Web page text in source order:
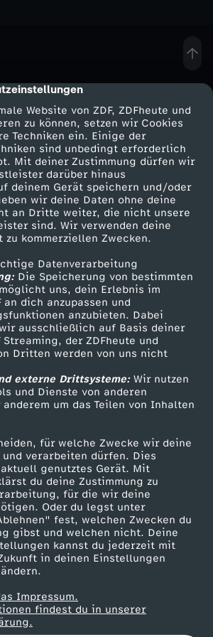
Website von ZDF, ZDFheute und
zu können, setzen wir Cookies
Techniken ein. Einige der
sind unbedingt erforderlich
Mit deiner Zustimmung dürfen wir
darüber hinaus
deinem Gerät speichern und/oder
wir deine Daten ohne deine
an Dritte weiter, die nicht unsere
sind. Wir verwenden deine
zu kommerziellen Zwecken.
Datenverarbeitung
Die Speicherung von bestimmten
uns, dein Erlebnis im
an dich anzupassen und
anzubieten. Dabei
ausschließlich auf Basis deiner
Streaming, der ZDFheute und
Dritten werden von uns nicht
externe Drittsysteme:Wir nutzen
und Dienste von anderen
um das Teilen von Inhalten
für welche Zwecke wir deine
verarbeiten dürfen. Dies
genutztes Gerät. Mit
du deine Zustimmung zu
für die wir deine
Oder du legst unter
fest, welchen Zwecken du
gibst und welchen nicht. Deine
kannst du jederzeit mit
in deinen Einstellungen
Impressum.
findest du in unserer
Service
ZDFmitreden
Kontakt zum ZDF
Tickets
Zuschauerservice
Hilfe